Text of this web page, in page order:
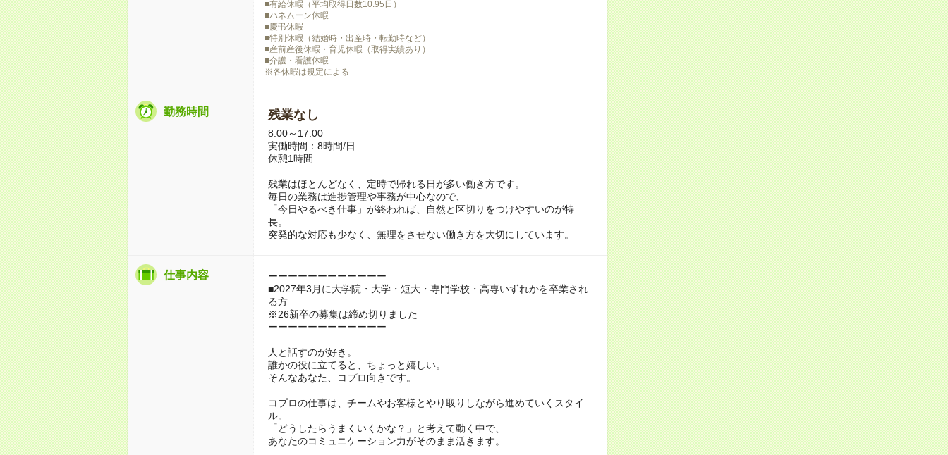
■有給休暇（平均取得日数10.95日）
■ハネムーン休暇
■慶弔休暇
■特別休暇（結婚時・出産時・転勤時など）
■産前産後休暇・育児休暇（取得実績あり）
■介護・看護休暇
※各休暇は規定による
勤務時間 残業なし
8:00～17:00
実働時間：8時間/日
休憩1時間
残業はほとんどなく、定時で帰れる日が多い働き方です。
毎日の業務は進捗管理や事務が中心なので、
「今日やるべき仕事」が終われば、自然と区切りをつけやすいのが特
長。
突発的な対応も少なく、無理をさせない働き方を大切にしています。
仕事内容
ーーーーーーーーーーーー
■2027年3月に大学院・大学・短大・専門学校・高専いずれかを卒業され
る方
※26新卒の募集は締め切りました
ーーーーーーーーーーーー
人と話すのが好き。
誰かの役に立てると、ちょっと嬉しい。
そんなあなた、コプロ向きです。
コプロの仕事は、チームやお客様とやり取りしながら進めていくスタイ
ル。
「どうしたらうまくいくかな？」と考えて動く中で、
あなたのコミュニケーション力がそのまま活きます。